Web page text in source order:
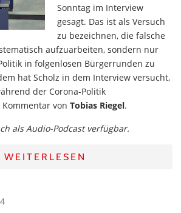
Sonntag im Interview
gesagt. Das ist als Versuch
zu bezeichnen, die falsche
aufzuarbeiten, sondern nur
in folgenlosen Bürgerrunden zu
hat Scholz in dem Interview versucht,
der Corona-Politik
von Tobias Riegel.
als Audio-Podcast verfügbar.
WEITERLESEN